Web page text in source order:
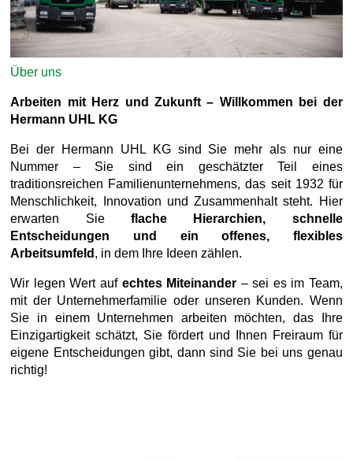
Über uns
Arbeiten mit Herz und Zukunft – Willkommen bei der
Hermann UHL KG
Bei der Hermann UHL KG sind Sie mehr als nur eine
Nummer – Sie sind ein geschätzter Teil eines
traditionsreichen Familienunternehmens, das seit 1932 für
Menschlichkeit, Innovation und Zusammenhalt steht. Hier
erwarten Sie flache Hierarchien, schnelle
Entscheidungen und ein offenes, flexibles
Arbeitsumfeld , in dem Ihre Ideen zählen.
Wir legen Wert auf echtes Miteinander – sei es im Team,
mit der Unternehmerfamilie oder unseren Kunden. Wenn
Sie in einem Unternehmen arbeiten möchten, das Ihre
Einzigartigkeit schätzt, Sie fördert und Ihnen Freiraum für
eigene Entscheidungen gibt, dann sind Sie bei uns genau
richtig!